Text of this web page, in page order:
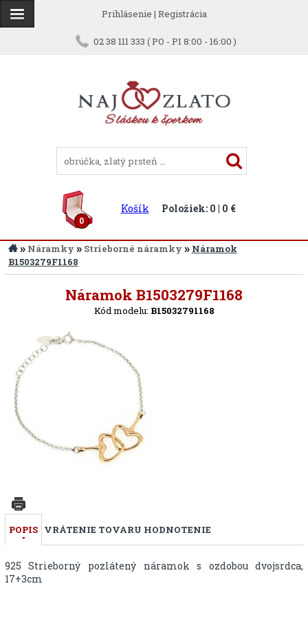
Prihlásenie | Registrácia
02 38 111 333 ( PO - PI 8:00 - 16:00 )
0
Košík Položiek: 0 | 0 €
» Náramky » Strieborné náramky » Náramok
B1503279F1168
Náramok B1503279F1168
Kód modelu: B15032791168
POPIS VRÁTENIE TOVARU HODNOTENIE
925 Strieborný pozlátený náramok s ozdobou dvojsrdca,
17+3cm